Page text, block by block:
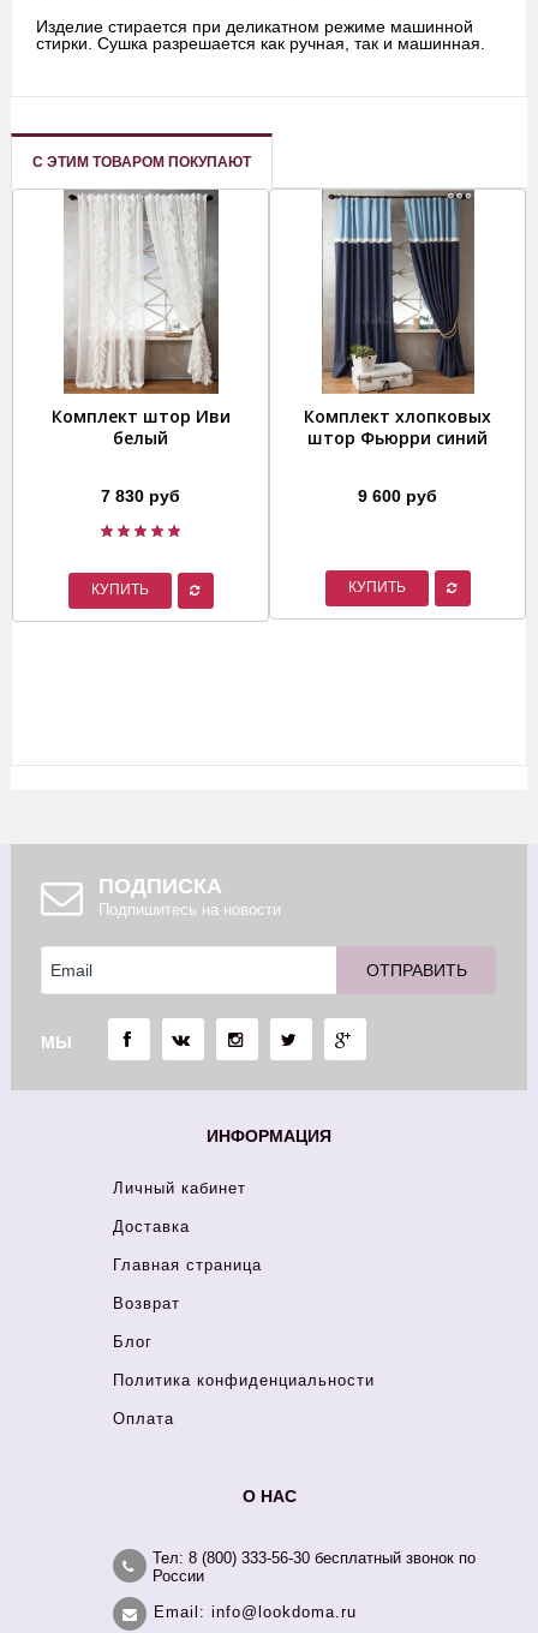
Изделие стирается при деликатном режиме машинной
стирки. Сушка разрешается как ручная, так и машинная.
С ЭТИМ ТОВАРОМ ПОКУПАЮТ
Комплект штор Иви
белый
7 830 руб
КУПИТЬ
Комплект хлопковых
штор Фьюрри синий
9 600 руб
КУПИТЬ
ПОДПИСКА
Подпишитесь на новости
МЫ
ИНФОРМАЦИЯ
Личный кабинет
Доставка
Главная страница
Возврат
Блог
Политика конфиденциальности
Оплата
О НАС
Тел: 8 (800) 333-56-30 бесплатный звонок по
России
Email: info@lookdoma.ru